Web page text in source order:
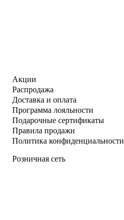
Акции
Распродажа
Доставка и оплата
Программа лояльности
Подарочные сертификаты
Правила продажи
Политика конфиденциальности
Розничная сеть